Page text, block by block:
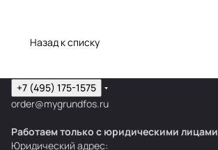
Назад к списку
+7 (495) 175-1575
order@mygrundfos.ru
Работаем только с юридическими лицами
Юридический адрес: